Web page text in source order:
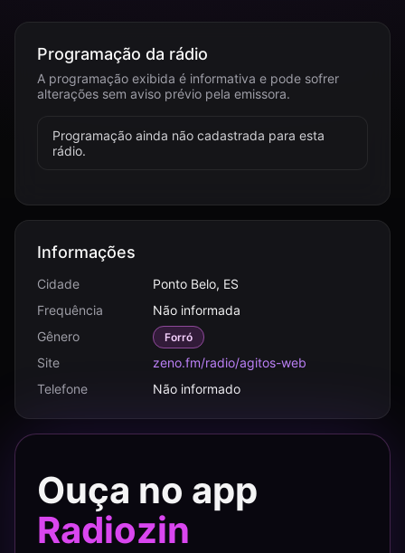
Programação da rádio
A programação exibida é informativa e pode sofrer
alterações sem aviso prévio pela emissora.
Programação ainda não cadastrada para esta
rádio.
Informações
Cidade
Ponto Belo, ES
Frequência
Não informada
Gênero
Forró
Site
zeno.fm/radio/agitos-web
Telefone
Não informado
Ouça no app
Radiozin